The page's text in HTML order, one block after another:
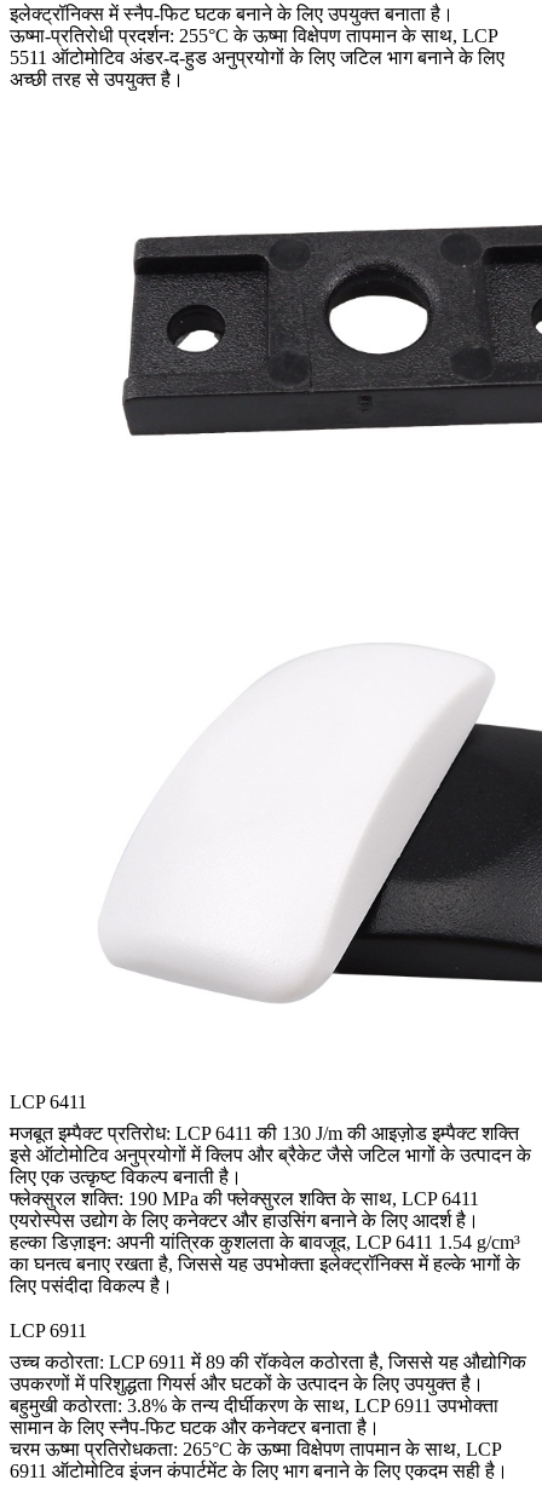
इलेक्ट्रॉनिक्स में स्नैप-फिट घटक बनाने के लिए उपयुक्त बनाता है।
ऊष्मा-प्रतिरोधी प्रदर्शन: 255°C के ऊष्मा विक्षेपण तापमान के साथ, LCP
5511 ऑटोमोटिव अंडर-द-हुड अनुप्रयोगों के लिए जटिल भाग बनाने के लिए
अच्छी तरह से उपयुक्त है।
LCP 6411
मजबूत इम्पैक्ट प्रतिरोध: LCP 6411 की 130 J/m की आइज़ोड इम्पैक्ट शक्ति
इसे ऑटोमोटिव अनुप्रयोगों में क्लिप और ब्रैकेट जैसे जटिल भागों के उत्पादन के
लिए एक उत्कृष्ट विकल्प बनाती है।
फ्लेक्सुरल शक्ति: 190 MPa की फ्लेक्सुरल शक्ति के साथ, LCP 6411
एयरोस्पेस उद्योग के लिए कनेक्टर और हाउसिंग बनाने के लिए आदर्श है।
हल्का डिज़ाइन: अपनी यांत्रिक कुशलता के बावजूद, LCP 6411 1.54 g/cm³
का घनत्व बनाए रखता है, जिससे यह उपभोक्ता इलेक्ट्रॉनिक्स में हल्के भागों के
लिए पसंदीदा विकल्प है।
LCP 6911
उच्च कठोरता: LCP 6911 में 89 की रॉकवेल कठोरता है, जिससे यह औद्योगिक
उपकरणों में परिशुद्धता गियर्स और घटकों के उत्पादन के लिए उपयुक्त है।
बहुमुखी कठोरता: 3.8% के तन्य दीर्घीकरण के साथ, LCP 6911 उपभोक्ता
सामान के लिए स्नैप-फिट घटक और कनेक्टर बनाता है।
चरम ऊष्मा प्रतिरोधकता: 265°C के ऊष्मा विक्षेपण तापमान के साथ, LCP
6911 ऑटोमोटिव इंजन कंपार्टमेंट के लिए भाग बनाने के लिए एकदम सही है।